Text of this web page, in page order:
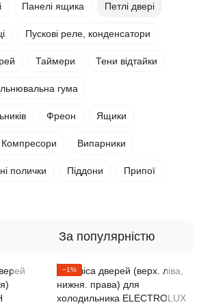
Панелі ящика Петлі двері
Пускові реле, конденсатори
Таймери Тени відтайки
гума
Фреон Ящики
Компресори Випарники
полички Піддони Припої
За популярністю
−1%